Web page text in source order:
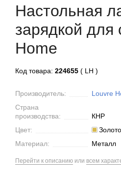
Настольная
зарядкой
Home
Код товара: 224655 ( LH )
Производитель:
Louvre
Страна
производства:
КНР
Цвет:
Материал:
Металл
Перейти к описаниюили всем